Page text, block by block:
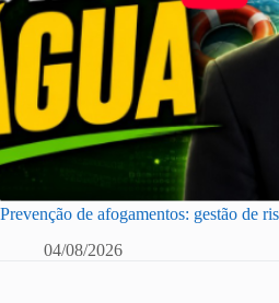
Prevenção de afogamentos: gestão de
04/08/2026